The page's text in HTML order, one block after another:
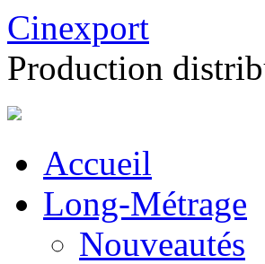
Cinexport
Production
Accueil
Long-Métrage
Nouveautés